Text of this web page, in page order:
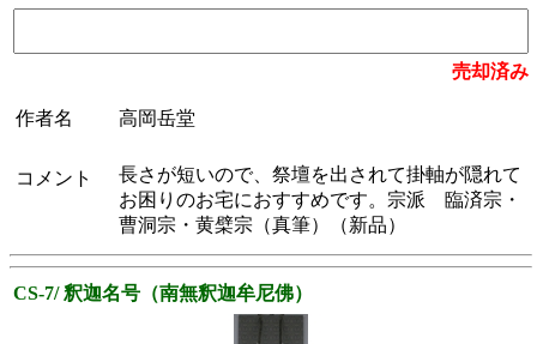
売却済み
作者名 高岡岳堂
コメント
長さが短いので、祭壇を出されて掛軸が隠れて
お困りのお宅におすすめです。宗派 臨済宗・
曹洞宗・黄檗宗（真筆）（新品）
CS-7/ 釈迦名号（南無釈迦牟尼佛）